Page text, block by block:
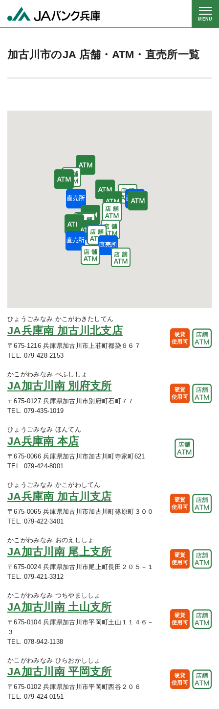
MENU
加古川市のJA 店舗・ATM・直売所一覧
ひょうごみなみ かこがわきたしてん
JA兵庫南 加古川北支店
〒675-1216 兵庫県加古川市上荘町都染６６７
TEL. 079-428-2153
硬貨
使用可
かこがわみなみ べふししょ
JA加古川南 別府支所
〒675-0127 兵庫県加古川市別府町石町７７
TEL. 079-435-1019
硬貨
使用可
ひょうごみなみ ほんてん
JA兵庫南 本店
〒675-0066 兵庫県加古川市加古川町寺家町621
TEL. 079-424-8001
ひょうごみなみ かこがわしてん
JA兵庫南 加古川支店
〒675-0065 兵庫県加古川市加古川町篠原町３００
TEL. 079-422-3401
硬貨
使用可
かこがわみなみ おのえししょ
JA加古川南 尾上支所
〒675-0024 兵庫県加古川市尾上町長田２０５－１
TEL. 079-421-3312
硬貨
使用可
かこがわみなみ つちやまししょ
JA加古川南 土山支所
〒675-0104 兵庫県加古川市平岡町土山１１４６－
３
TEL. 078-942-1138
硬貨
使用可
かこがわみなみ ひらおかししょ
JA加古川南 平岡支所
〒675-0102 兵庫県加古川市平岡町西谷２０６
TEL. 079-424-0151
硬貨
使用可